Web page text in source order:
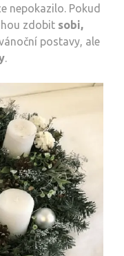
nepokazilo. Pokud
zdobit sobi,
postavy, ale
.